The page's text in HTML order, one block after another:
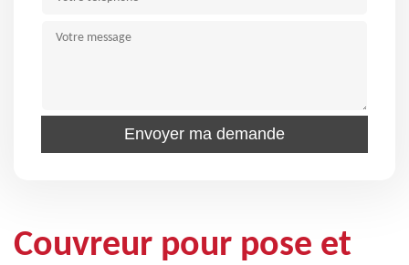
Couvreur pour pose et